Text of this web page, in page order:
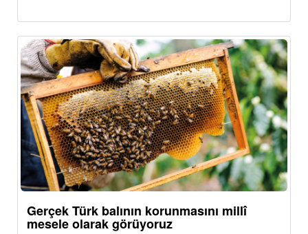
Gerçek Türk balının korunmasını millî
mesele olarak görüyoruz